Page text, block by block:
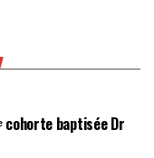
cohorte baptisée Dr